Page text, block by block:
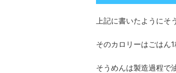
上記に書いたようにそ
そのカロリーはごはん
そうめんは製造過程で